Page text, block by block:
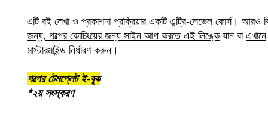
এটি বই লেখা ও প্রকাশনা প্রক্রিয়ার একটি এন্ট্রি-লেভেল কোর্স। আরও
জন্য, গল্পের কোচিংয়ের জন্য সাইন আপ করতে এই লিঙ্কেযান বাএখানে
মাস্টারমাইন্ড নির্ধারণ করুন।
গল্পের টেমপ্লেট ই-বুক
*২য় সংস্করণ